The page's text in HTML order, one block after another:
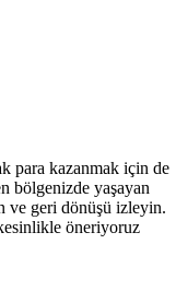
para kazanmak için de
bölgenizde yaşayan
ve geri dönüşü izleyin.
öneriyoruz